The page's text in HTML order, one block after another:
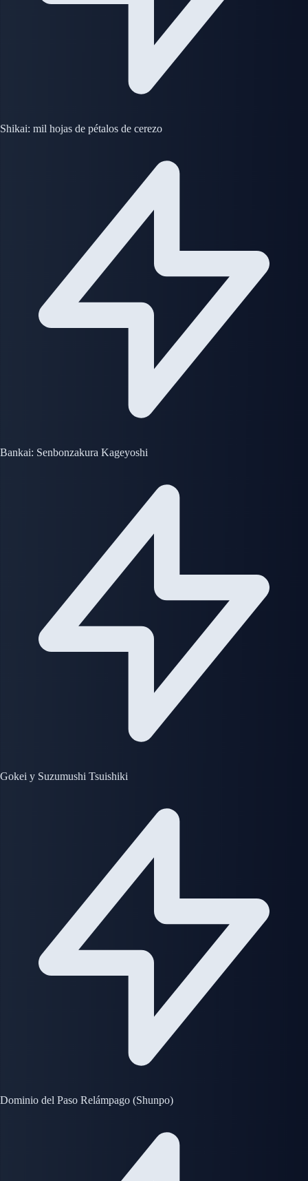
Shikai: mil hojas de pétalos de cerezo
Bankai: Senbonzakura Kageyoshi
Gokei y Suzumushi Tsuishiki
Dominio del Paso Relámpago (Shunpo)